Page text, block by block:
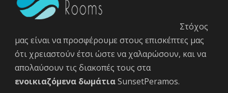
Στόχος
μας είναι να προσφέρουμε στους επισκέπτες μας
ότι χρειαστούν έτσι ώστε να χαλαρώσουν, και να
απολαύσουν τις διακοπές τους στα
ενοικιαζόμενα δωμάτιαSunsetPeramos.